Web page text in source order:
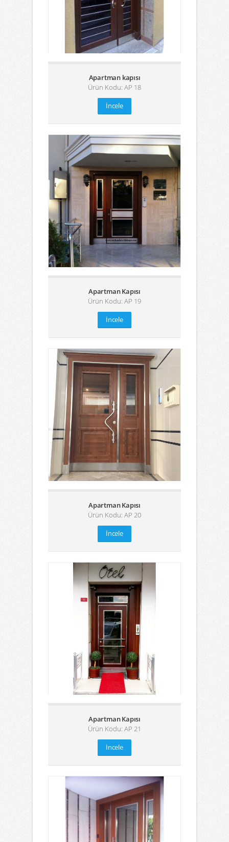
Apartman kapısı
Ürün Kodu: AP 18
İncele
Apartman Kapısı
Ürün Kodu: AP 19
İncele
Apartman Kapısı
Ürün Kodu: AP 20
İncele
Apartman Kapısı
Ürün Kodu: AP 21
İncele